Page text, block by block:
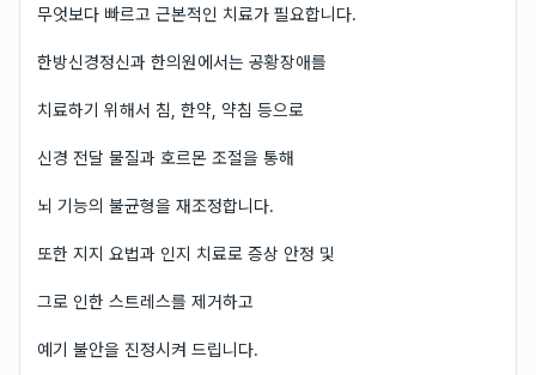
무엇보다 빠르고 근본적인 치료가 필요합니다.
한방신경정신과 한의원에서는 공황장애를
치료하기 위해서 침, 한약, 약침 등으로
신경 전달 물질과 호르몬 조절을 통해
뇌 기능의 불균형을 재조정합니다.
또한 지지 요법과 인지 치료로 증상 안정 및
그로 인한 스트레스를 제거하고
예기 불안을 진정시켜 드립니다.